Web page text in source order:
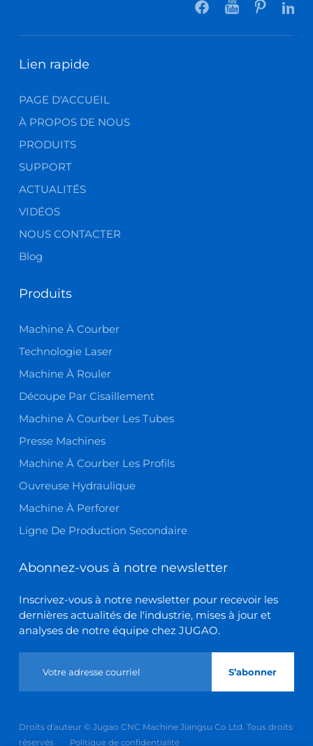
Lien rapide
PAGE D'ACCUEIL
À PROPOS DE NOUS
PRODUITS
SUPPORT
ACTUALITÉS
VIDÉOS
NOUS CONTACTER
Blog
Produits
Machine À Courber
Technologie Laser
Machine À Rouler
Découpe Par Cisaillement
Machine À Courber Les Tubes
Presse Machines
Machine À Courber Les Profils
Ouvreuse Hydraulique
Machine À Perforer
Ligne De Production Secondaire
Abonnez-vous à notre newsletter
Inscrivez-vous à notre newsletter pour recevoir les
dernières actualités de l'industrie, mises à jour et
analyses de notre équipe chez JUGAO.
S’abonner
Droits d'auteur © Jugao CNC Machine Jiangsu Co Ltd. Tous droits
réservés
Politique de confidentialité